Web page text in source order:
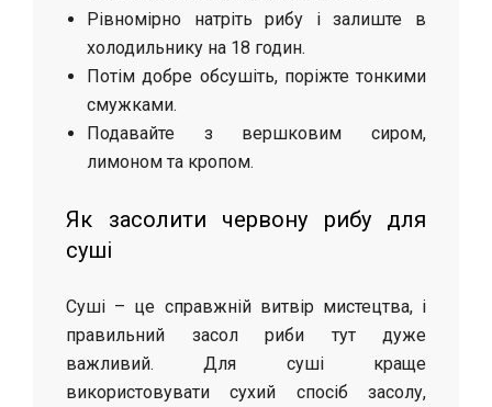
Рівномірно натріть рибу і залиште в
холодильнику на 18 годин.
Потім добре обсушіть, поріжте тонкими
смужками.
Подавайте з вершковим сиром,
лимоном та кропом.
Як засолити червону рибу для
суші
Суші – це справжній витвір мистецтва, і
правильний засол риби тут дуже
важливий. Для суші краще
використовувати сухий спосіб засолу,